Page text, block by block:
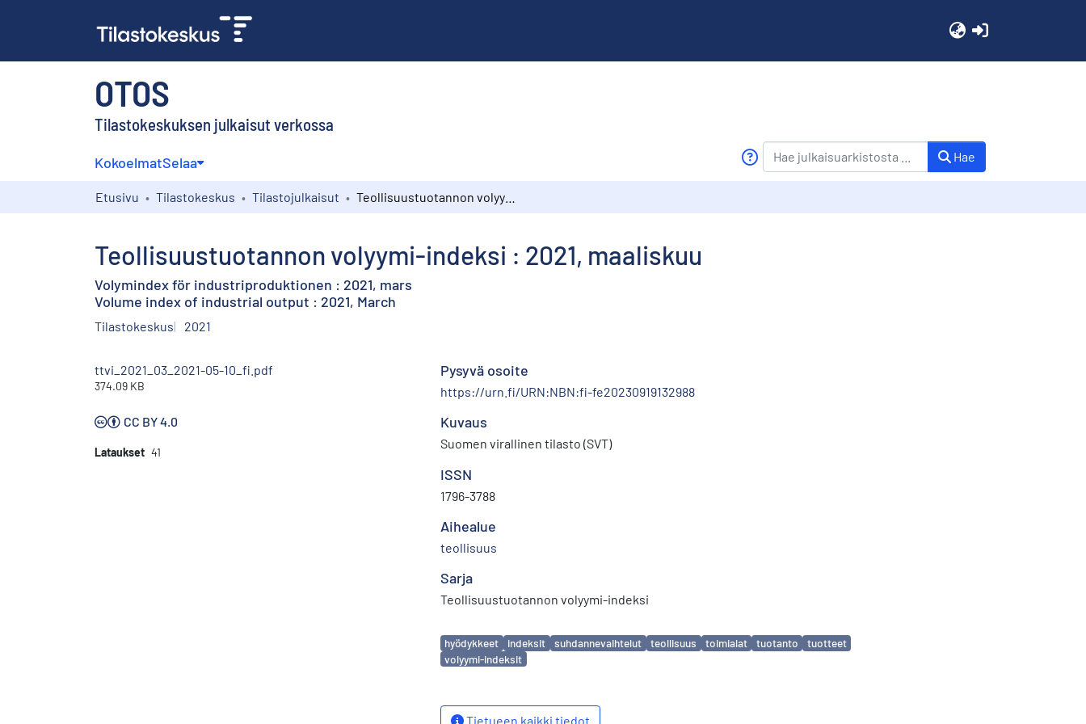
OTOS
Tilastokeskuksen julkaisut verkossa
KokoelmatSelaa Hae
Etusivu Tilastokeskus Tilastojulkaisut
Teollisuustuotannon volyymi-indeksi : 2021, maaliskuu
Volymindex för industriproduktionen : 2021, mars
Volume index of industrial output : 2021, March
Tilastokeskus 2021
ttvi_2021_03_2021-05-10_fi.pdf
374.09 KB
CC BY 4.0
Lataukset 41
Pysyvä osoite
https://urn.fi/URN:NBN:fi-fe20230919132988
Kuvaus
Suomen virallinen tilasto (SVT)
ISSN
1796-3788
Aihealue
teollisuus
Sarja
Teollisuustuotannon volyymi-indeksi
Avainsanat
hyödykkeet indeksit suhdannevaihtelut teollisuus toimialat tuotanto
tuotteet
volyymi-indeksit
Tietueen kaikki tiedot